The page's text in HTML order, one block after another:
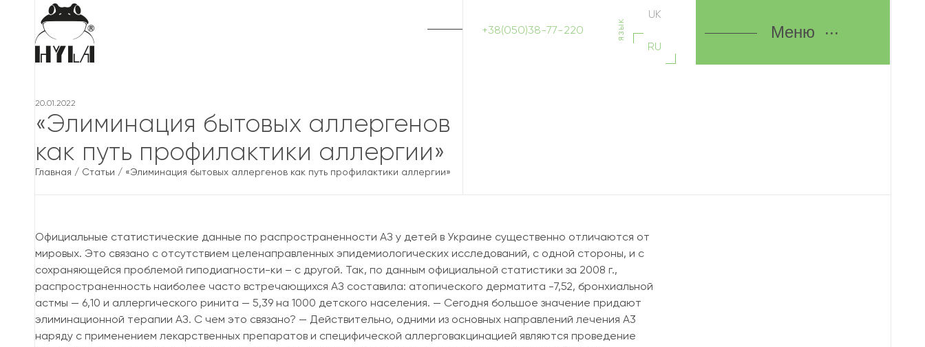
+38(050)38-77-220 язык
UK
RU
Меню
20.01.2022
«Элиминация бытовых аллергенов
как путь профилактики аллергии»
Главная / Статьи / «Элиминация бытовых аллергенов как путь профилактики аллергии»
Официальные статистические данные по распространенности АЗ у детей в Украине существенно отличаются от
мировых. Это связано с отсутствием целенаправленных эпидемиологических исследований, с одной стороны, и с
сохраняющейся проблемой гиподиагности-ки – с другой. Так, по данным официальной статистики за 2008 г.,
распространенность наиболее часто встречающихся АЗ составила: атопического дерматита -7,52, бронхиальной
астмы — 6,10 и аллергического ринита — 5,39 на 1000 детского населения. — Сегодня большое значение придают
элиминационной терапии АЗ. С чем это связано? — Действительно, одними из основных направлений лечения A3
наряду с применением лекарственных препаратов и специфической аллерговакцинацией являются проведение